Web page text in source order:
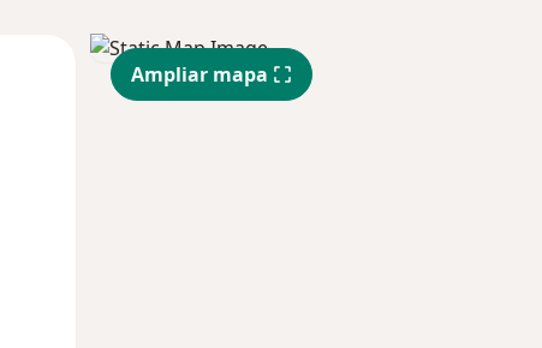
Segunda-feira Ter,
11 Ago
Qua
12 Ago
Ampliar mapa